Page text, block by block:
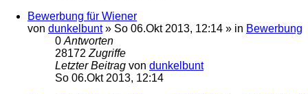
Bewerbung für Wiener
von dunkelbunt» So 06.Okt 2013, 12:14 » in Bewerbung
0 Antworten
28172 Zugriffe
Letzter Beitrag von dunkelbunt
So 06.Okt 2013, 12:14